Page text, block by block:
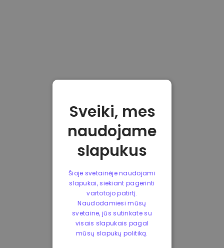
Sveiki, mes
naudojame
slapukus
Šioje svetainėje naudojami
slapukai, siekiant pagerinti
vartotojo patirtį.
Naudodamiesi mūsų
svetaine, jūs sutinkate su
visais slapukais pagal
mūsų slapukų politiką.